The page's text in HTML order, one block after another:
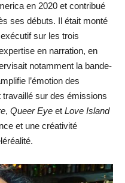
en 2020 et contribué
ses débuts. Il était monté
sur les trois
en narration, en
notamment la bande-
l’émotion des
sur des émissions
, Queer Eye et Love Island
et une créativité